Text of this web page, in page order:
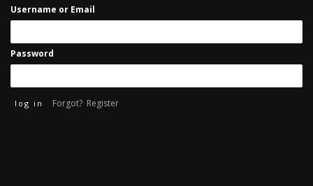
Username or Email
Password
Forgot? Register